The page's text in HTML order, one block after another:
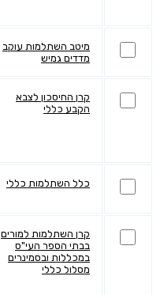
מיטב השתלמות עוקב
מדדים גמיש
קרן החיסכון לצבא
הקבע כללי
כלל השתלמות כללי
קרן השתלמות למורים
בבתי הספר העי"ס
במכללות ובסמינרים
מסלול כללי